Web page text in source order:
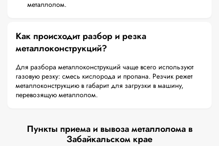
металлолом.
Как происходит разбор и резка
металлоконструкций?
Для разбора металлоконструкций чаще всего используют
газовую резку: смесь кислорода и пропана. Резчик режет
металлоконструкцию в габарит для загрузки в машину,
перевозящую металлолом.
Пункты приема и вывоза металлолома в
Забайкальском крае